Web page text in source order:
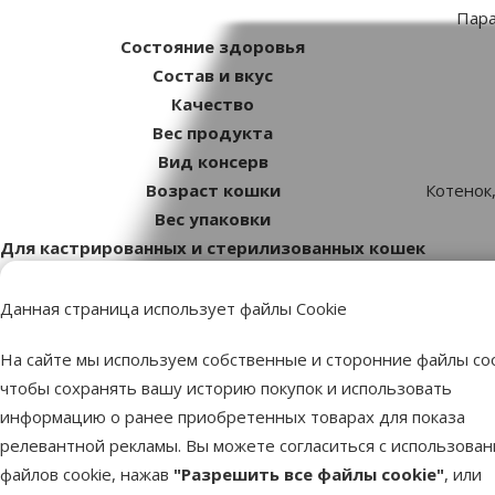
Данная страница использует файлы Cookie
На сайте мы используем собственные и сторонние файлы
чтобы сохранять вашу историю покупок и использовать
информацию о ранее приобретенных товарах для показа
релевантной рекламы. Вы можете согласиться с
файлов cookie, нажав "Разрешить все файлы cookie", или
Состояние здоровья
Состав и вкус
Качество
Вес продукта
Вид консерв
Возраст кошки
Вес упаковки
Для кастрированных и стерилизованных кошек
Номер в каталоге
Лучшее для твоего питомца
Dino Zoo рекомендует
Продукт
Лучшее для твоего питомца